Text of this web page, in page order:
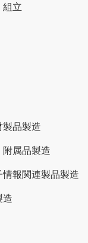
組立
品製造
属品製造
情報関連製品製造
造